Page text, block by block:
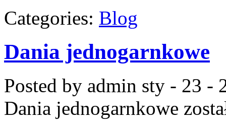
Categories: Blog
Dania jednogarnkowe
Posted by admin sty - 23 -
Dania jednogarnkowe